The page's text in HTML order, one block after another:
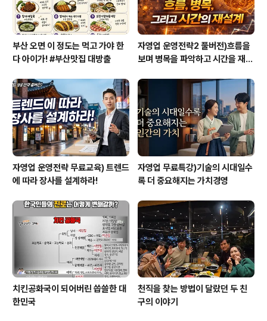
부산 오면 이 정도는 먹고 가야 한
다 아이가! #부산맛집 대방출
자영업 운영전략2 풀버전)흐름을
보며 병목을 파악하고 시간을 재설
자영업 운영전략 무료교육) 트렌드
에 따라 장사를 설계하라!
자영업 무료특강)기술의 시대일수
록 더 중요해지는 가치경영
치킨공화국이 되어버린 씁쓸한 대
한민국
천직을 찾는 방법이 달랐던 두 친
구의 이야기